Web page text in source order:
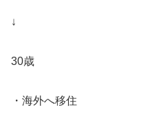
↓
30歳
・海外へ移住